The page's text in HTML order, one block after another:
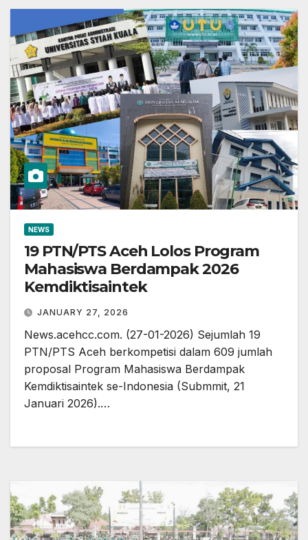
NEWS
19 PTN/PTS Aceh Lolos Program
Mahasiswa Berdampak 2026
Kemdiktisaintek
JANUARY 27, 2026
News.acehcc.com. (27-01-2026) Sejumlah 19
PTN/PTS Aceh berkompetisi dalam 609 jumlah
proposal Program Mahasiswa Berdampak
Kemdiktisaintek se-Indonesia (Submmit, 21
Januari 2026).…